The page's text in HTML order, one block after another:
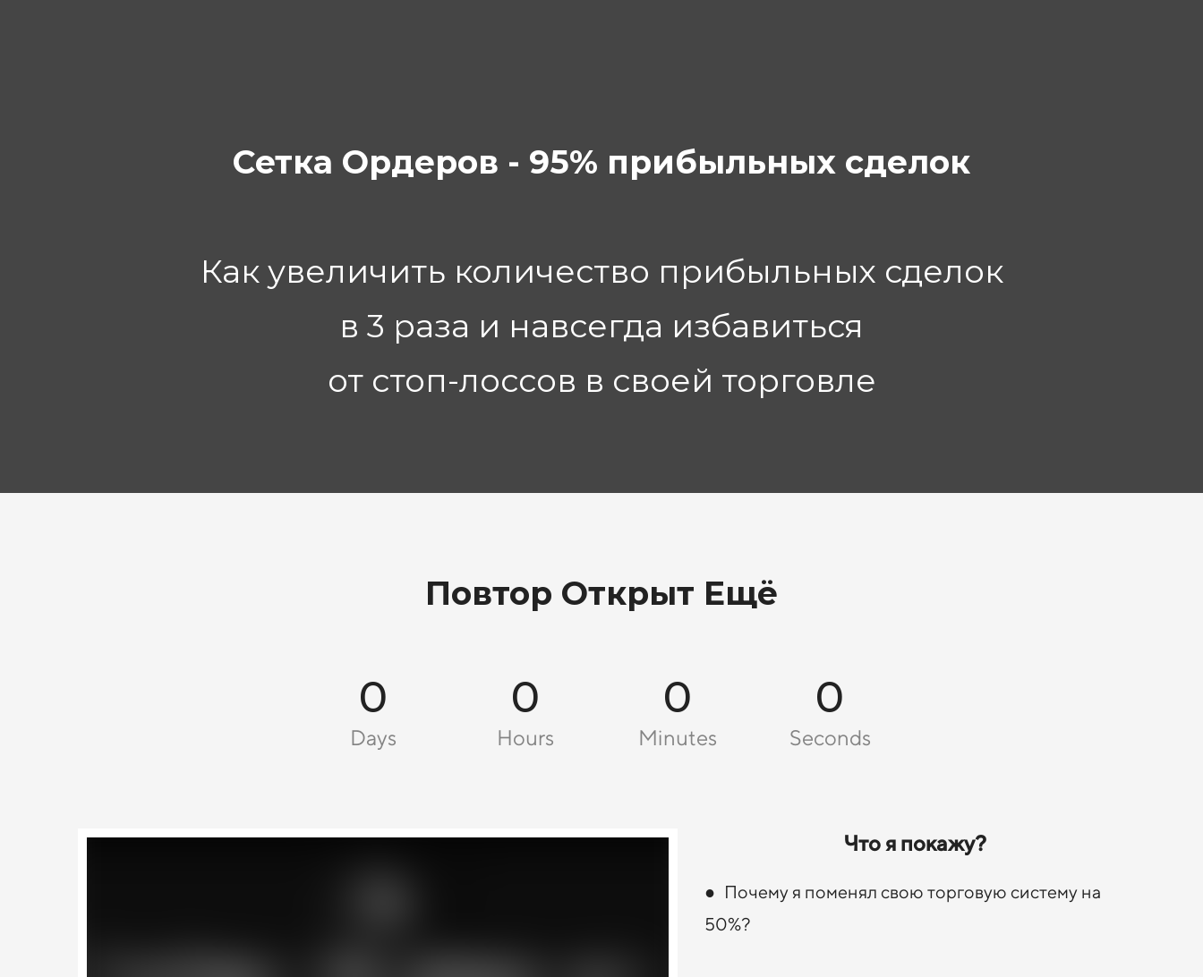
Сетка Ордеров - 95% прибыльных сделок
Как увеличить количество прибыльных сделок
в 3 раза и навсегда избавиться
от стоп-лоссов в своей торговле
Повтор Открыт Ещё
0
Days
0
Hours
0
Minutes
0
Seconds
Что я покажу?
● Почему я поменял свою торговую систему на
50%?